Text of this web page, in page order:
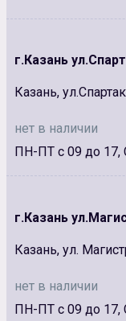
г.Казань
Казань,
нет в наличии
ПН-ПТ с 09 до 17,
г.Казань
Казань, ул.
нет в наличии
ПН-ПТ с 09 до 17,